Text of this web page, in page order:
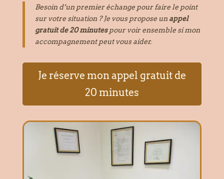
Besoin d’un premier échange pour faire le point
sur votre situation ? Je vous propose un appel
gratuit de 20 minutespour voir ensemble si mon
accompagnement peut vous aider.
Je réserve mon appel gratuit de
20 minutes